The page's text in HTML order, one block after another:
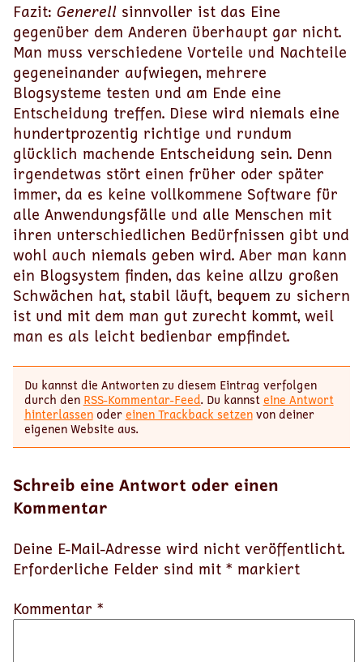
Fazit: Generell sinnvoller ist das Eine
gegenüber dem Anderen überhaupt gar nicht.
Man muss verschiedene Vorteile und Nachteile
gegeneinander aufwiegen, mehrere
Blogsysteme testen und am Ende eine
Entscheidung treffen. Diese wird niemals eine
hundertprozentig richtige und rundum
glücklich machende Entscheidung sein. Denn
irgendetwas stört einen früher oder später
immer, da es keine vollkommene Software für
alle Anwendungsfälle und alle Menschen mit
ihren unterschiedlichen Bedürfnissen gibt und
wohl auch niemals geben wird. Aber man kann
ein Blogsystem finden, das keine allzu großen
Schwächen hat, stabil läuft, bequem zu sichern
ist und mit dem man gut zurecht kommt, weil
man es als leicht bedienbar empfindet.
Du kannst die Antworten zu diesem Eintrag verfolgen
durch den RSS-Kommentar-Feed. Du kannsteine Antwort
hinterlassenodereinen Trackback setzenvon deiner
eigenen Website aus.
Schreib eine Antwort oder einen
Kommentar
Deine E-Mail-Adresse wird nicht veröffentlicht.
Erforderliche Felder sind mit * markiert
Kommentar *